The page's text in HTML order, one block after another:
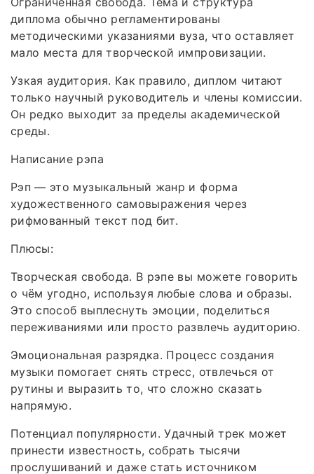
диплома обычно регламентированы
методическими указаниями вуза, что оставляет
мало места для творческой импровизации.
Узкая аудитория. Как правило, диплом читают
только научный руководитель и члены комиссии.
Он редко выходит за пределы академической
среды.
Написание рэпа
Рэп — это музыкальный жанр и форма
художественного самовыражения через
рифмованный текст под бит.
Плюсы:
Творческая свобода. В рэпе вы можете говорить
о чём угодно, используя любые слова и образы.
Это способ выплеснуть эмоции, поделиться
переживаниями или просто развлечь аудиторию.
Эмоциональная разрядка. Процесс создания
музыки помогает снять стресс, отвлечься от
рутины и выразить то, что сложно сказать
напрямую.
Потенциал популярности. Удачный трек может
принести известность, собрать тысячи
прослушиваний и даже стать источником